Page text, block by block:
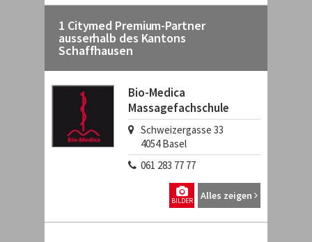
1 Citymed Premium-Partner
ausserhalb des Kantons
Schaffhausen
Bio-Medica
Massagefachschule
Schweizergasse 33
4054 Basel
061 283 77 77
Alles zeigen
BILDER